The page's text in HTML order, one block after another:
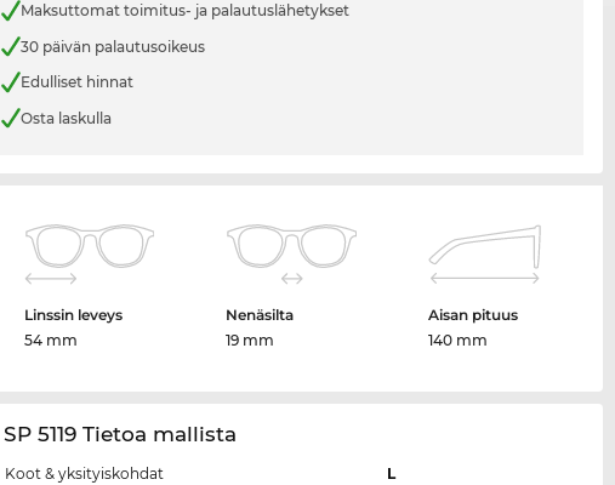
Maksuttomat toimitus- ja palautuslähetykset
30 päivän palautusoikeus
Edulliset hinnat
Osta laskulla
Linssin leveys
54 mm
Nenäsilta
19 mm
Aisan pituus
140 mm
SP 5119 Tietoa mallista
Koot & yksityiskohdat
L